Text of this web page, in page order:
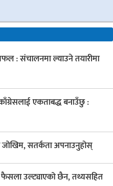
: संचालनमा ल्याउने तयारीमा
एकताबद्ध बनाउँछु :
सतर्कता अपनाउनुहोस्
उल्ट्याएको छैन, तथ्यसहित